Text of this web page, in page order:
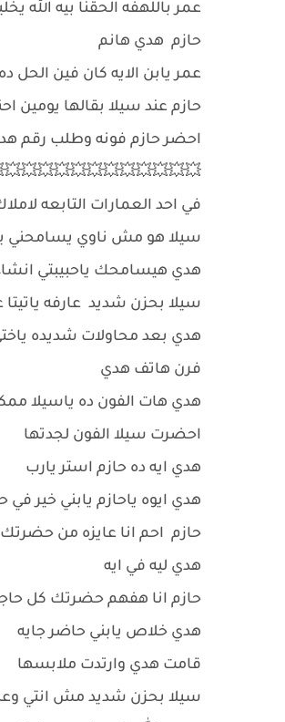
عمر باللهفه الحقنا بيه الله
حازم هدي هانم
عمر يابن الايه كان فين
حازم عند سيلا بقالها يومين
احضر حازم فونه وطلب رقم
في احد العمارات التابعه
سيلا هو مش ناوي يسامحني
هدي هيسامحك ياحبيبتي
سيلا بحزن شديد عارفه ياتيتا
هدي بعد محاولات شديده
فرن هاتف هدي
هدي هات الفون ده ياسيلا
احضرت سيلا الفون لجدتها
هدي ايه ده حازم استر يارب
هدي ايوه ياحازم يابني خير في
حازم احم انا عايزه من
هدي ليه في ايه
حازم انا هفهم حضرتك كل
هدي خلاص يابني حاضر جايه
قامت هدي وارتدت ملابسها
سيلا بحزن شديد مش انتي